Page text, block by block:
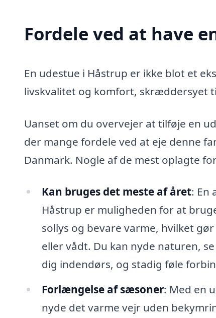
Fordele ved at have
En udestue i Håstrup er ikke blot et
livskvalitet og komfort, skræddersyet
Uanset om du overvejer at tilføje en
der mange fordele ved at eje denne
Danmark. Nogle af de mest oplagte
Kan bruges det meste af året: En
Håstrup er muligheden for at
sollys og bevare varme, hvilket
eller vådt. Du kan nyde naturen,
dig indendørs, og stadig føle
Forlængelse af sæsoner: Med en
nyde det varme vejr uden